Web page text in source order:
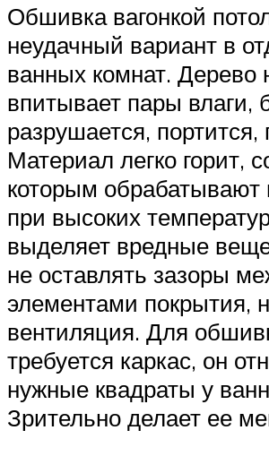
Обшивка вагонкой
неудачный вариант в
ванных комнат. Дерево
впитывает пары влаги,
разрушается, портится,
Материал легко горит,
которым обрабатывают
при высоких
выделяет вредные
не оставлять зазоры
элементами покрытия,
вентиляция. Для
требуется каркас, он
нужные квадраты у
Зрительно делает ее